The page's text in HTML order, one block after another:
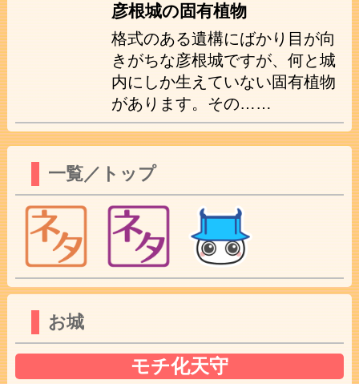
彦根城の固有植物
格式のある遺構にばかり目が向
きがちな彦根城ですが、何と城
内にしか生えていない固有植物
があります。その……
一覧／トップ
お城
モチ化天守